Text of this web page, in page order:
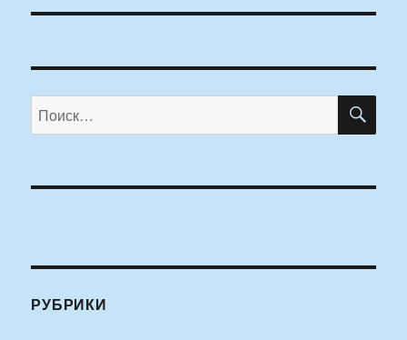
Искать:
РУБРИКИ